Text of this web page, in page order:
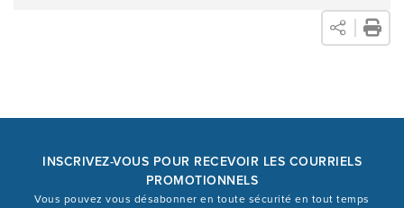
INSCRIVEZ-VOUS POUR RECEVOIR LES COURRIELS
PROMOTIONNELS
Vous pouvez vous désabonner en toute sécurité en tout temps